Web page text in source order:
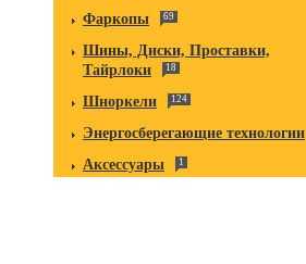
Фаркопы 69
Шины, Диски, Проставки,
Тайрлоки
18
Шноркели 124
Энергосберегающие технологии
Аксессуары 1